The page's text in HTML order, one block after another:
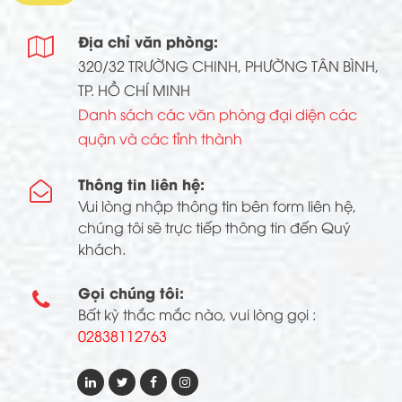
 Địa chỉ văn phòng:
320/32 TRƯỜNG CHINH, PHƯỜNG TÂN BÌNH,
TP. HỒ CHÍ MINH
Danh sách các văn phòng đại diện các
quận và các tỉnh thành
 Thông tin liên hệ:
Vui lòng nhập thông tin bên form liên hệ,
chúng tôi sẽ trực tiếp thông tin đến Quý
khách.
 Gọi chúng tôi:
Bất kỳ thắc mắc nào, vui lòng gọi :
02838112763